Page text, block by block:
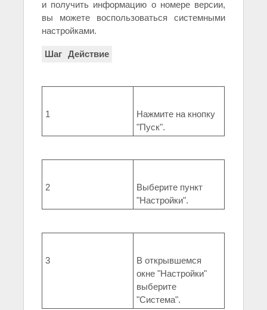
и получить информацию о номере версии,
вы можете воспользоваться системными
настройками.
Шаг Действие
1
Нажмите на кнопку
"Пуск".
2
Выберите пункт
"Настройки".
3
В открывшемся
окне "Настройки"
выберите
"Система".